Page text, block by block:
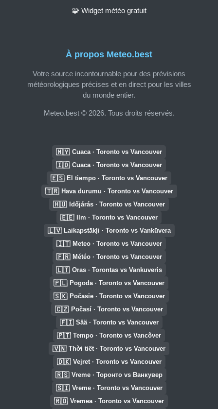
À propos Meteo.best
Votre source incontournable pour des prévisions
météorologiques précises et en direct pour les villes
du monde entier.
Meteo.best © 2026. Tous droits réservés.
🧩 Widget météo gratuit
🇲🇾 Cuaca · Toronto vs Vancouver
🇮🇩 Cuaca · Toronto vs Vancouver
🇪🇸 El tiempo · Toronto vs Vancouver
🇹🇷 Hava durumu · Toronto vs Vancouver
🇭🇺 Időjárás · Toronto vs Vancouver
🇪🇪 Ilm · Toronto vs Vancouver
🇱🇻 Laikapstākļi · Toronto vs Vankūvera
🇮🇹 Meteo · Toronto vs Vancouver
🇫🇷 Météo · Toronto vs Vancouver
🇱🇹 Oras · Torontas vs Vankuveris
🇵🇱 Pogoda · Toronto vs Vancouver
🇸🇰 Počasie · Toronto vs Vancouver
🇨🇿 Počasí · Toronto vs Vancouver
🇫🇮 Sää · Toronto vs Vancouver
🇵🇹 Tempo · Toronto vs Vancôver
🇻🇳 Thời tiết · Toronto vs Vancouver
🇩🇰 Vejret · Toronto vs Vancouver
🇷🇸 Vreme · Торонто vs Ванкувер
🇸🇮 Vreme · Toronto vs Vancouver
🇷🇴 Vremea · Toronto vs Vancouver